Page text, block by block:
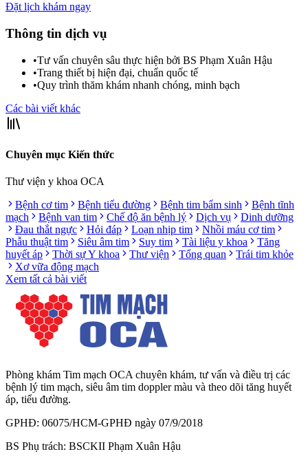
Đặt lịch khám ngay
Thông tin dịch vụ
•Tư vấn chuyên sâu thực hiện bởi BS Phạm Xuân Hậu
•Trang thiết bị hiện đại, chuẩn quốc tế
•Quy trình thăm khám nhanh chóng, minh bạch
Các bài viết khác
Chuyên mục Kiến thức
Thư viện y khoa OCA
Bệnh cơ tim
Bệnh tiểu đường Bệnh tim bẩm sinh
Bệnh tĩnh
mạch
Bệnh van tim Chế độ ăn bệnh lý Dịch vụ
Dinh dưỡng
Đau thắt ngực
Hỏi đáp Loạn nhịp tim
Nhồi máu cơ tim
Phẫu thuật tim
Siêu âm tim Suy tim Tài liệu y khoa
Tăng
huyết áp
Thời sự Y khoa Thư viện Tổng quan
Trái tim khỏe
Xơ vữa động mạch
Xem tất cả bài viết
Phòng khám Tim mạch OCA chuyên khám, tư vấn và điều trị các
bệnh lý tim mạch, siêu âm tim doppler màu và theo dõi tăng huyết
áp, tiểu đường.
GPHĐ: 06075/HCM-GPHĐ ngày 07/9/2018
BS Phụ trách: BSCKII Phạm Xuân Hậu